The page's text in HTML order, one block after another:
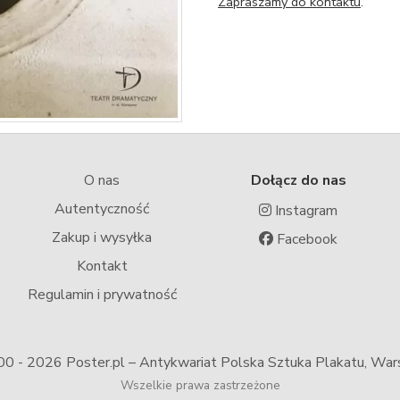
O nas
Autentyczność
Zakup i wysyłka
Kontakt
Regulamin i prywatność
Dołącz do nas
Instagram
Facebook
- 2026 Poster.pl – Antykwariat Polska Sztuka Plakatu,
Wszelkie prawa zastrzeżone